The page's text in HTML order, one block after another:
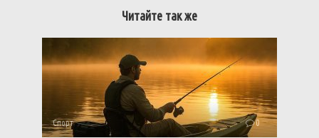
Читайте так же
Спорт 0